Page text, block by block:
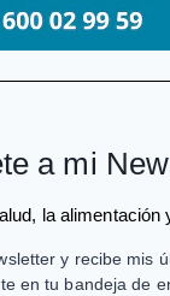
a mi
la alimentación
y recibe mis
en tu bandeja de